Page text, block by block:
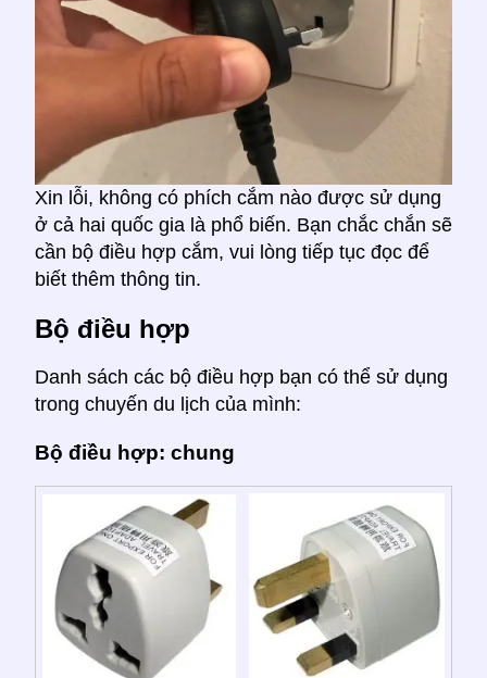
Xin lỗi, không có phích cắm nào được sử dụng
ở cả hai quốc gia là phổ biến. Bạn chắc chắn sẽ
cần bộ điều hợp cắm, vui lòng tiếp tục đọc để
biết thêm thông tin.
Bộ điều hợp
Danh sách các bộ điều hợp bạn có thể sử dụng
trong chuyến du lịch của mình:
Bộ điều hợp: chung